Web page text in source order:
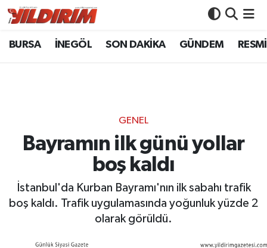
BURSA İNEGÖL SON DAKİKA GÜNDEM
GENEL
Bayramın ilk günü yollar
boş kaldı
İstanbul'da Kurban Bayramı'nın ilk sabahı trafik
boş kaldı. Trafik uygulamasında yoğunluk yüzde 2
olarak görüldü.
BURSA
GÜNDEM
RESMİ İLANLAR
KÖŞE YAZILARI
Bursa Nöbetçi Eczaneler
Bursa Trafik Yoğunluk Haritası
Süper Lig Puan Durumu ve Fikstür
Tüm Manşetler
Son Dakika Haberleri